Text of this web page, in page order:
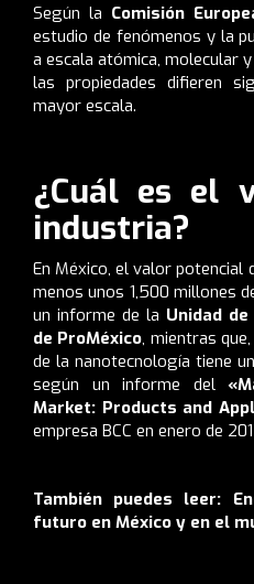
Según la Comisión
estudio de fenómenos y la
a escala atómica, molecular
las propiedades difieren
mayor escala.
¿Cuál es el
industria?
En México, el valor
menos unos 1,500 millones
un informe de la Unidad
de ProMéxico, mientras
de la nanotecnología tiene
según un informe del«
Market: Products and
empresa BCC en enero de
También puedes leer:
futuro en México y en el